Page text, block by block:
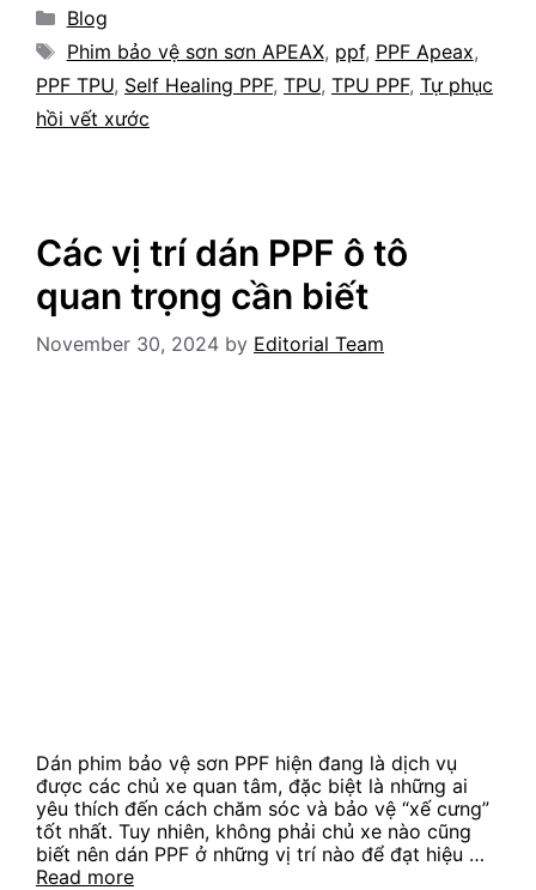
Categories
Blog
Tags
Phim bảo vệ sơn sơn APEAX, ppf, PPF Apeax,
PPF TPU, Self Healing PPF, TPU, TPU PPF, Tự phục
hồi vết xước
Các vị trí dán PPF ô tô
quan trọng cần biết
November 30, 2024 by Editorial Team
Dán phim bảo vệ sơn PPF hiện đang là dịch vụ
được các chủ xe quan tâm, đặc biệt là những ai
yêu thích đến cách chăm sóc và bảo vệ “xế cưng”
tốt nhất. Tuy nhiên, không phải chủ xe nào cũng
biết nên dán PPF ở những vị trí nào để đạt hiệu …
Read more